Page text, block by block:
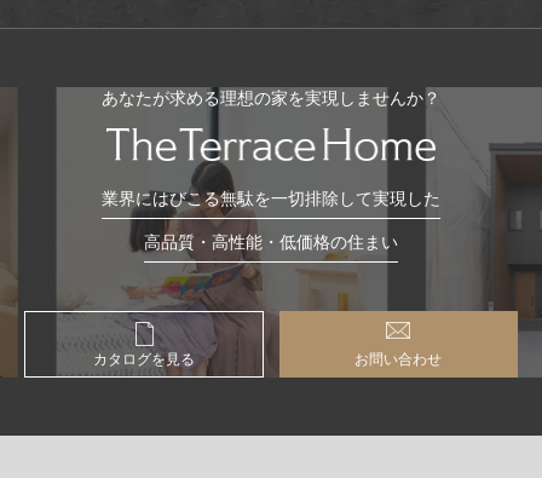
あなたが求める理想の家を実現しませんか？
業界にはびこる無駄を一切排除して実現した
高品質・高性能・低価格の住まい
カタログを見る お問い合わせ